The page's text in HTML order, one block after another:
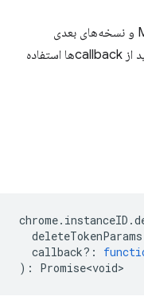
Promiseها فقط برای Manifest V3 و نسخه‌های بعدی
پشتیبانی می‌شوند، سایر پلتفرم‌ها باید از callbackها استفاده
chrome. instanceID .
deleteTokenParams
callback? :
) : Promise<void>